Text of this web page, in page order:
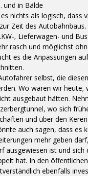
und in Bälde
nichts als logisch, dass
Zeit des
, Lieferwagen- und
rasch und möglichst
es die Anpassungen
selbst, die
Wo wären wir heute,
ausgebaut hätten.
wo sich
und über den
auch sagen, dass es
mehr geben
ausgewiesen ist und sich
hat. In den
ebenfalls